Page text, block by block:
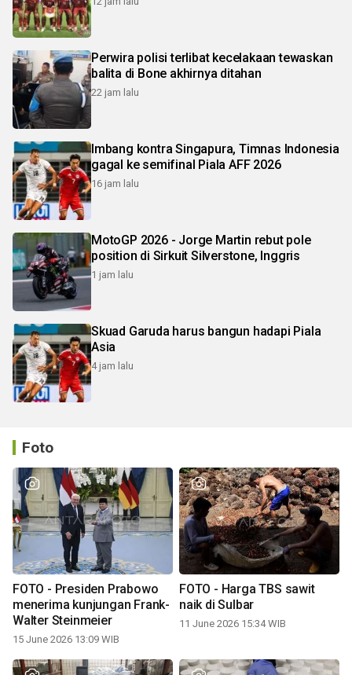
Perwira polisi terlibat kecelakaan tewaskan
balita di Bone akhirnya ditahan
22 jam lalu
Imbang kontra Singapura, Timnas Indonesia
gagal ke semifinal Piala AFF 2026
16 jam lalu
MotoGP 2026 - Jorge Martin rebut pole
position di Sirkuit Silverstone, Inggris
1 jam lalu
Skuad Garuda harus bangun hadapi Piala
Asia
4 jam lalu
Foto
FOTO - Presiden Prabowo
menerima kunjungan Frank-
Walter Steinmeier
15 June 2026 13:09 WIB
FOTO - Harga TBS sawit
naik di Sulbar
11 June 2026 15:34 WIB